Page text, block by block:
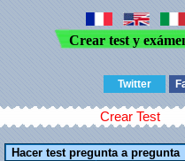
Crear test y
Twitter
Crear Test